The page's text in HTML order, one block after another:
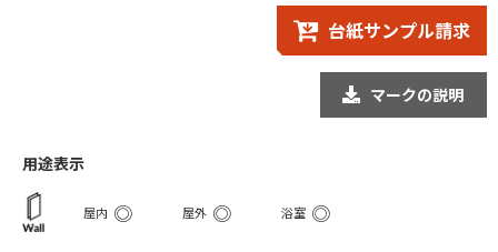
台紙サンプル請求
マークの説明
用途表示
屋内 ◎ 屋外 ◎ 浴室 ◎